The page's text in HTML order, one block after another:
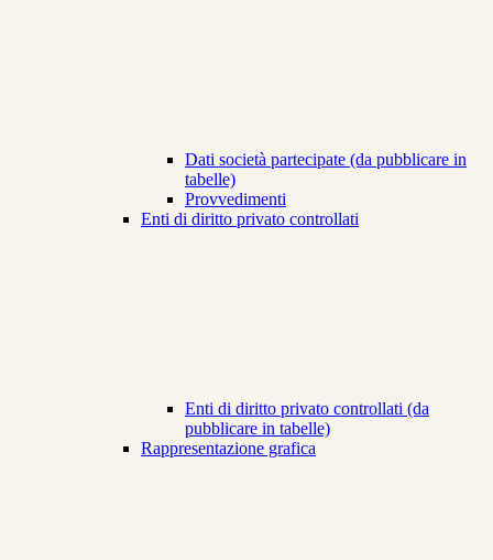
Dati società partecipate (da pubblicare in
tabelle)
Provvedimenti
Enti di diritto privato controllati
Enti di diritto privato controllati (da
pubblicare in tabelle)
Rappresentazione grafica